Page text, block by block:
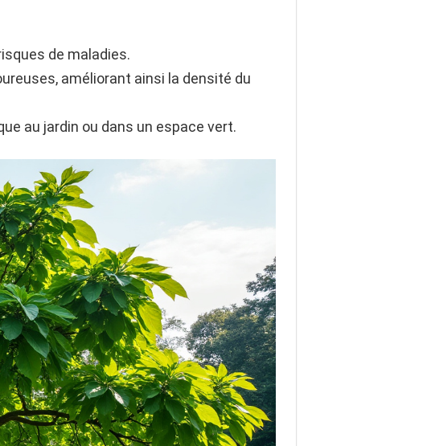
de maladies.
améliorant ainsi la densité du
au jardin ou dans un espace vert.